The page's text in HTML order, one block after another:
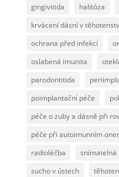
gingivitida
halitóza
krvácení dásní v
ochrana před infekcí
oslabená imunita
parodontitida
poimplantační péče
péče o zuby a dásně při
péče při autoimunním
radioléčba
snímatelná
sucho v ústech